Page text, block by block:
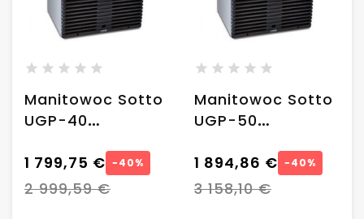
Manitowoc Sotto
UGP-40
ledo generatorius
(42 kg/24 val)
1 799,75 € −40%
2 999,59 €
Manitowoc Sotto
UGP-50
ledo generatorius
(50 kg/24 val)
1 894,86 € −40%
3 158,10 €